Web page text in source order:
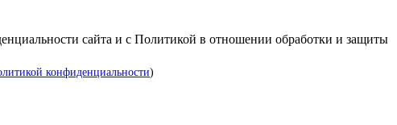
сайта и с Политикой в отношении обработки и защиты
конфиденциальности)